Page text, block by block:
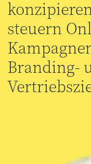
steuern
Branding-